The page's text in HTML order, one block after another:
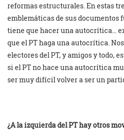
reformas estructurales. En estas
emblemáticas de sus documentos
tiene que hacer una autocrítica…
que el PT haga una autocrítica.
electores del PT, y amigos y todo,
si el PT no hace una autocrítica
ser muy difícil volver a ser un
¿A la izquierda del PT hay otros